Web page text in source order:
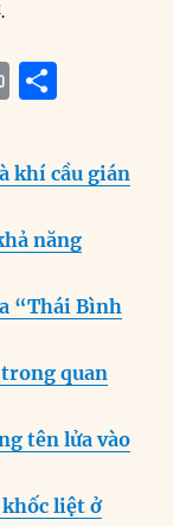
P
n
t
a
re
khí cầu gián
năng
“Thái Bình
quan
tên lửa vào
liệt ở